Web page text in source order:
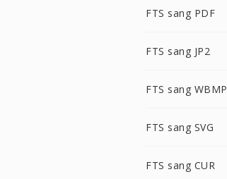
FTS sang PDF
FTS sang JP2
FTS sang WBMP
FTS sang SVG
FTS sang CUR